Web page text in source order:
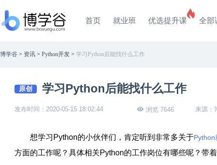
首页 就业班 优选提升课 全部
博学谷 > 资讯 > Python开发 > 学习Python后能找什么工作
原创 学习Python后能找什么工作
发布时间：2020-05-15 18:02:44 浏览 7646 来源：
想学习Python的小伙伴们，肯定听到非常多关于Python
方面的工作呢？具体相关Python的工作岗位有哪些呢？带